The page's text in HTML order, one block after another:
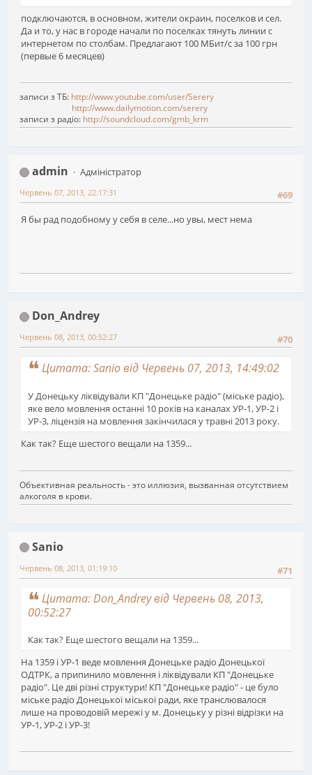
подключаются, в основном, жители окраин, поселков и сел.
Да и то, у нас в городе начали по поселках тянуть линии с
интернетом по столбам. Предлагают 100 МБит/с за 100 грн
(первые 6 месяцев)
записи з ТБ: http://www.youtube.com/user/Serery
http://www.dailymotion.com/serery
записи з радіо: http://soundcloud.com/gmb_krm
admin
Адміністратор
#69
Червень 07, 2013, 22:17:31
Я бы рад подобному у себя в селе...но увы, мест нема
Don_Andrey
#70
Червень 08, 2013, 00:52:27
Цитата: Sanio від Червень 07, 2013, 14:49:02
У Донецьку ліквідували КП "Донецьке радіо" (міське радіо),
яке вело мовлення останні 10 років на каналах УР-1, УР-2 і
УР-3, ліцензія на мовлення закінчилася у травні 2013 року.
Как так? Еще шестого вещали на 1359...
Объективная реальность - это иллюзия, вызванная отсутствием
алкоголя в крови.
Sanio
#71
Червень 08, 2013, 01:19:10
Цитата: Don_Andrey від Червень 08, 2013,
00:52:27
Как так? Еще шестого вещали на 1359...
На 1359 і УР-1 веде мовлення Донецьке радіо Донецької
ОДТРК, а припинило мовлення і ліквідували КП "Донецьке
радіо". Це дві різні структури! КП "Донецьке радіо" - це було
міське радіо Донецької міської ради, яке транслювалося
лише на проводовій мережі у м. Донецьку у різні відрізки на
УР-1, УР-2 і УР-3!